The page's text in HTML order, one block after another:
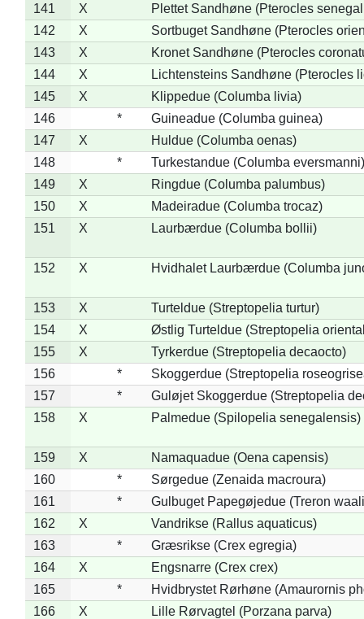
141
X
Plettet Sandhøne (Pterocles
142
X
Sortbuget Sandhøne (Pterocles
143
X
Kronet Sandhøne (Pterocles
144
X
Lichtensteins Sandhøne (Pterocles
145
X
Klippedue (Columba livia)
146
*
Guineadue (Columba guinea)
147
X
Huldue (Columba oenas)
148
*
Turkestandue (Columba eversmanni)
149
X
Ringdue (Columba palumbus)
150
X
Madeiradue (Columba trocaz)
151
X Laurbærdue (Columba bollii)
152 X Hvidhalet Laurbærdue (Columba
153 X
Turteldue (Streptopelia turtur)
154
X
Østlig Turteldue (Streptopelia
155
X
Tyrkerdue (Streptopelia decaocto)
156
*
Skoggerdue (Streptopelia
157
*
Guløjet Skoggerdue (Streptopelia
158
X Palmedue (Spilopelia senegalensis)
159 X
Namaquadue (Oena capensis)
160
*
Sørgedue (Zenaida macroura)
161
*
Gulbuget Papegøjedue (Treron
162
X
Vandrikse (Rallus aquaticus)
163
*
Græsrikse (Crex egregia)
164
X
Engsnarre (Crex crex)
165
*
Hvidbrystet Rørhøne (Amaurornis
166
X Lille Rørvagtel (Porzana parva)